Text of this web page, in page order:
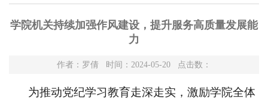
学院机关持续加强作风建设，提升服务高质量发展能
力
作者：罗倩 时间：2024-05-20 点击数：
为推动党纪学习教育走深走实，激励学院全体